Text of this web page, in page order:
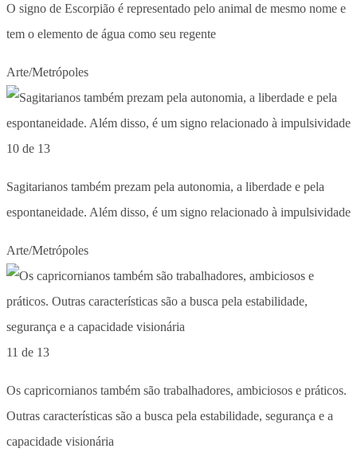
O signo de Escorpião é representado pelo animal de mesmo nome e
tem o elemento de água como seu regente
Arte/Metrópoles
10 de 13
Sagitarianos também prezam pela autonomia, a liberdade e pela
espontaneidade. Além disso, é um signo relacionado à impulsividade
Arte/Metrópoles
11 de 13
Os capricornianos também são trabalhadores, ambiciosos e práticos.
Outras características são a busca pela estabilidade, segurança e a
capacidade visionária